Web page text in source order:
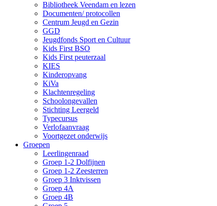
Bibliotheek Veendam en lezen
Documenten/ protocollen
Centrum Jeugd en Gezin
GGD
Jeugdfonds Sport en Cultuur
Kids First BSO
Kids First peuterzaal
KIES
Kinderopvang
KiVa
Klachtenregeling
Schoolongevallen
Stichting Leergeld
Typecursus
Verlofaanvraag
Voortgezet onderwijs
Groepen
Leerlingenraad
Groep 1-2 Dolfijnen
Groep 1-2 Zeesterren
Groep 3 Inktvissen
Groep 4A
Groep 4B